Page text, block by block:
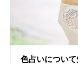
色占いについ